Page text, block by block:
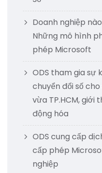
Doanh nghiệp
Những mô hình
phép Microsoft
ODS tham gia sự
chuyển đổi số
vừa TP.HCM, giới
động hóa
ODS cung cấp
cấp phép
nghiệp